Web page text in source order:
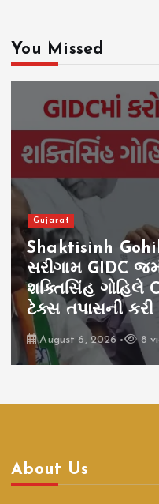
You Missed
Gujarat
Shaktisinh
સરીગામ GIDC
શક્તિસિંહ
ટેક્સ તપાસની કરી
August 6, 2026 8
About Us